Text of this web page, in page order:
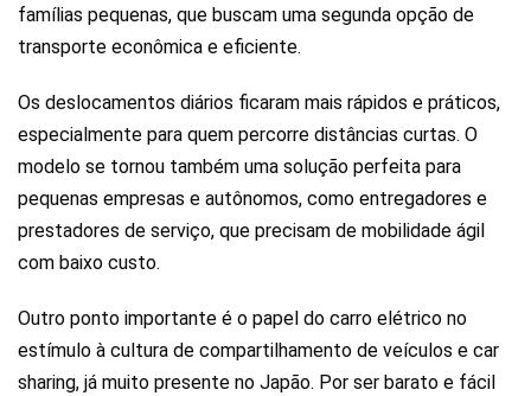
famílias pequenas, que buscam uma segunda opção de
transporte econômica e eficiente.
Os deslocamentos diários ficaram mais rápidos e práticos,
especialmente para quem percorre distâncias curtas. O
modelo se tornou também uma solução perfeita para
pequenas empresas e autônomos, como entregadores e
prestadores de serviço, que precisam de mobilidade ágil
com baixo custo.
Outro ponto importante é o papel do carro elétrico no
estímulo à cultura de compartilhamento de veículos e car
sharing, já muito presente no Japão. Por ser barato e fácil